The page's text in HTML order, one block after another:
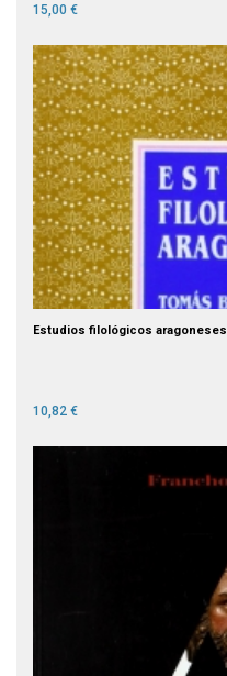
15,00 €
Estudios filológicos aragoneses
10,82 €